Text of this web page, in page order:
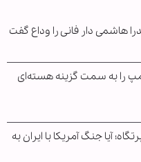
هاشمی دار فانی را وداع گفت
را به سمت گزینه هسته‌ای
آیا جنگ آمریکا با ایران به